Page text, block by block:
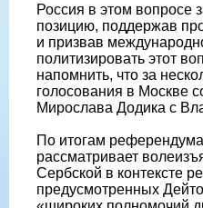
Россия в этом вопросе
позицию, поддержав
и призвав
политизировать этот
напомнить, что за
голосования в Москве
Мирослава Додика с
По итогам
рассматривает
Сербской в контексте
предусмотренных